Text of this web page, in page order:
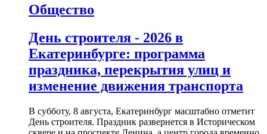
Общество
День строителя - 2026 в
Екатеринбурге: программа
праздника, перекрытия улиц и
изменение движения транспорта
В субботу, 8 августа, Екатеринбург масштабно отметит
День строителя. Праздник развернется в Историческом